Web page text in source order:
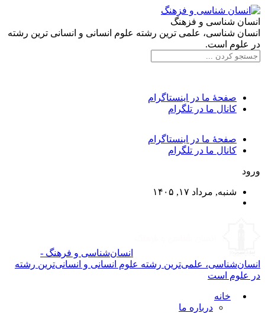
انسان شناسی و فزهنگ
انسان شناسی، علمی ترین رشته علوم انسانی و انسانی ترین رشته
در علوم است.
صفحۀ ما در اینستاگرام
کانال ما در تلگرام
صفحۀ ما در اینستاگرام
کانال ما در تلگرام
ورود
شنبه, مرداد ۱۷, ۱۴۰۵
انسان‌شناسی و فرهنگ -
انسان‌شناسی، علمی‌ترین رشته علوم انسانی و انسانی‌ترین رشته
در علوم است
خانه
درباره ما